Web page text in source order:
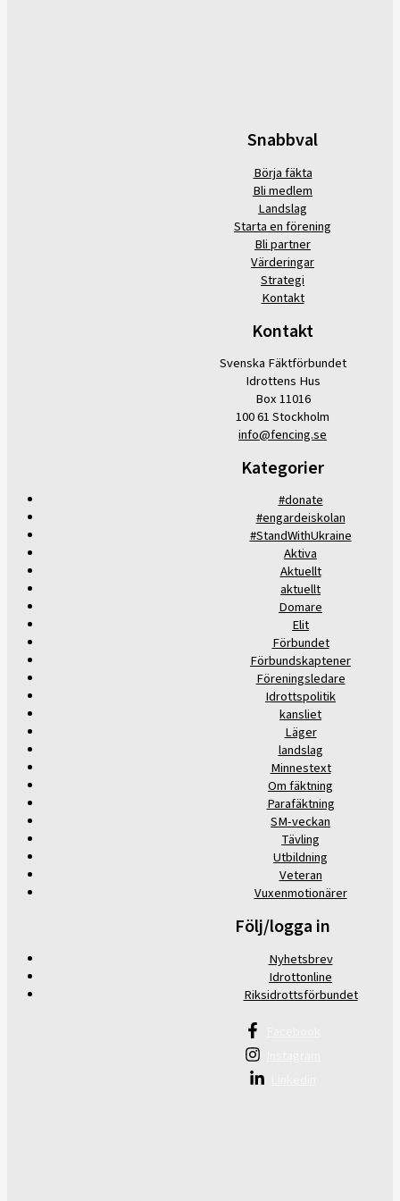
Snabbval
Börja fäkta
Bli medlem
Landslag
Starta en förening
Bli partner
Värderingar
Strategi
Kontakt
Kontakt
Svenska Fäktförbundet
Idrottens Hus
Box 11016
100 61 Stockholm
info@fencing.se
Kategorier
#donate
#engardeiskolan
#StandWithUkraine
Aktiva
Aktuellt
aktuellt
Domare
Elit
Förbundet
Förbundskaptener
Föreningsledare
Idrottspolitik
kansliet
Läger
landslag
Minnestext
Om fäktning
Parafäktning
SM-veckan
Tävling
Utbildning
Veteran
Vuxenmotionärer
Följ/logga in
Nyhetsbrev
Idrottonline
Riksidrottsförbundet